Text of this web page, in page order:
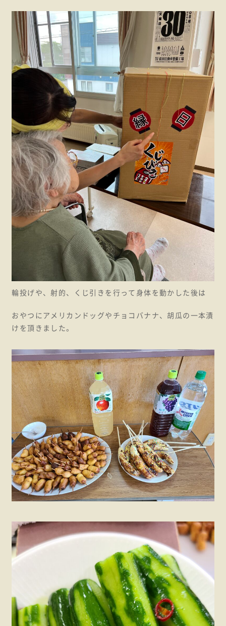
輪投げや、射的、くじ引きを行って身体を動かした後は
おやつにアメリカンドッグやチョコバナナ、胡瓜の一本漬
けを頂きました。